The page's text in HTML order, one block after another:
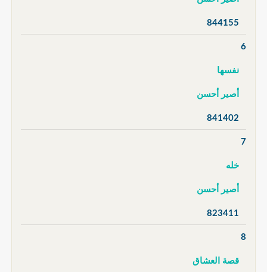
844155
6
نفسها
أصير أحسن
841402
7
خله
أصير أحسن
823411
8
قصة العشاق